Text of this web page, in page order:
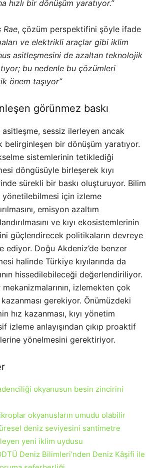
hızlı bir dönüşüm yaratıyor.”
Rae, çözüm perspektifini şöyle ifade
ve elektrikli araçlar gibi iklim
asitleşmesini de azaltan teknolojik
bu nedenle bu çözümleri
önem taşıyor”
görünmez baskı
asitleşme, sessiz ilerleyen ancak
belirginleşen bir dönüşüm yaratıyor.
sistemlerinin tetiklediği
döngüsüyle birleşerek kıyı
sürekli bir baskı oluşturuyor. Bilim
yönetilebilmesi için izleme
emisyon azaltım
ve kıyı ekosistemlerinin
güçlendirecek politikaların devreye
ediyor. Doğu Akdeniz’de benzer
halinde Türkiye kıyılarında da
hissedilebileceği değerlendiriliyor.
mekanizmalarının, izlemekten çok
gerekiyor. Önümüzdeki
hız kazanması, kıyı yönetim
izleme anlayışından çıkıp proaktif
yönelmesini gerektiriyor.
okyanusun besin zincirini
okyanusların umudu olabilir
deniz seviyesini santimetre
yeni iklim uydusu
Deniz Bilimleri’nden Deniz Kâşifi ile